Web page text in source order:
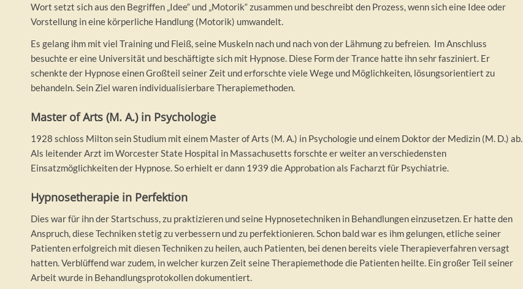
Wort setzt sich aus den Begriffen „Idee“ und „Motorik“ zusammen und beschreibt den Prozess, wenn sich eine Idee oder
Vorstellung in eine körperliche Handlung (Motorik) umwandelt.
Es gelang ihm mit viel Training und Fleiß, seine Muskeln nach und nach von der Lähmung zu befreien. Im Anschluss
besuchte er eine Universität und beschäftigte sich mit Hypnose. Diese Form der Trance hatte ihn sehr fasziniert. Er
schenkte der Hypnose einen Großteil seiner Zeit und erforschte viele Wege und Möglichkeiten, lösungsorientiert zu
behandeln. Sein Ziel waren individualisierbare Therapiemethoden.
Master of Arts (M. A.) in Psychologie
1928 schloss Milton sein Studium mit einem Master of Arts (M. A.) in Psychologie und einem Doktor der Medizin (M. D.) ab.
Als leitender Arzt im Worcester State Hospital in Massachusetts forschte er weiter an verschiedensten
Einsatzmöglichkeiten der Hypnose. So erhielt er dann 1939 die Approbation als Facharzt für Psychiatrie.
Hypnosetherapie in Perfektion
Dies war für ihn der Startschuss, zu praktizieren und seine Hypnosetechniken in Behandlungen einzusetzen. Er hatte den
Anspruch, diese Techniken stetig zu verbessern und zu perfektionieren. Schon bald war es ihm gelungen, etliche seiner
Patienten erfolgreich mit diesen Techniken zu heilen, auch Patienten, bei denen bereits viele Therapieverfahren versagt
hatten. Verblüffend war zudem, in welcher kurzen Zeit seine Therapiemethode die Patienten heilte. Ein großer Teil seiner
Arbeit wurde in Behandlungsprotokollen dokumentiert.